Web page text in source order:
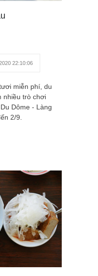
22:10:06
miễn phí, du
nhiều trò chơi
Dôme - Làng
2/9.